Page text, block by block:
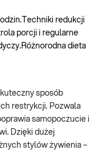
redukcji
porcji i regularne
dieta
sposób
restrykcji. Pozwala
samopoczucie i
Dzięki dużej
stylów żywienia –